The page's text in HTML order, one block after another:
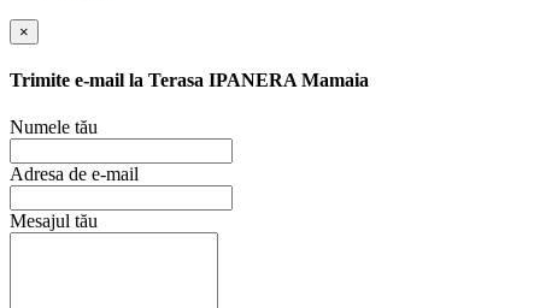
×
Trimite e-mail la Terasa IPANERA Mamaia
Numele tău
Adresa de e-mail
Mesajul tău